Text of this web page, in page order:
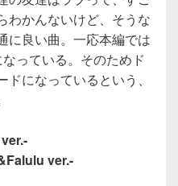
わかんないけど、そうな
良い曲。一応本編では
っている。そのためド
になっているという、
ver.-